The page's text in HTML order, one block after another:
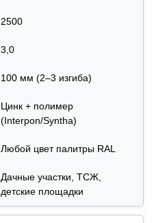
2500
3,0
100 мм (2–3 изгиба)
Цинк + полимер
(Interpon/Syntha)
Любой цвет палитры RAL
Дачные участки, ТСЖ,
детские площадки